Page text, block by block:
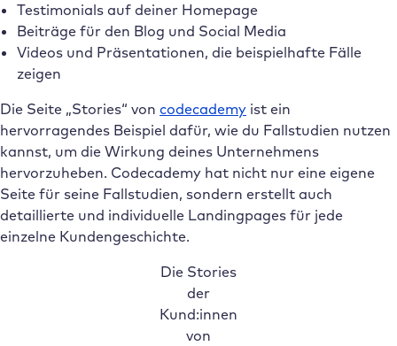
Testimonials auf deiner Homepage
Beiträge für den Blog und Social Media
Videos und Präsentationen, die beispielhafte Fälle
zeigen
Die Seite „Stories“ von codecademy ist ein
hervorragendes Beispiel dafür, wie du Fallstudien nutzen
kannst, um die Wirkung deines Unternehmens
hervorzuheben. Codecademy hat nicht nur eine eigene
Seite für seine Fallstudien, sondern erstellt auch
detaillierte und individuelle Landingpages für jede
einzelne Kundengeschichte.
Die Stories
der
Kund:innen
von